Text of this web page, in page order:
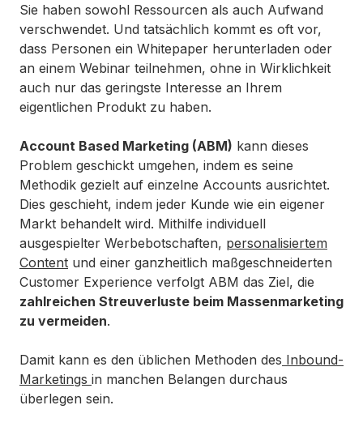
Sie haben sowohl Ressourcen als auch Aufwand
verschwendet. Und tatsächlich kommt es oft vor,
dass Personen ein Whitepaper herunterladen oder
an einem Webinar teilnehmen, ohne in Wirklichkeit
auch nur das geringste Interesse an Ihrem
eigentlichen Produkt zu haben.
Account Based Marketing (ABM) kann dieses
Problem geschickt umgehen, indem es seine
Methodik gezielt auf einzelne Accounts ausrichtet.
Dies geschieht, indem jeder Kunde wie ein eigener
Markt behandelt wird. Mithilfe individuell
ausgespielter Werbebotschaften, personalisiertem
Content und einer ganzheitlich maßgeschneiderten
Customer Experience verfolgt ABM das Ziel, die
zahlreichen Streuverluste beim Massenmarketing
zu vermeiden.
Damit kann es den üblichen Methoden des Inbound-
Marketings in manchen Belangen durchaus
überlegen sein.